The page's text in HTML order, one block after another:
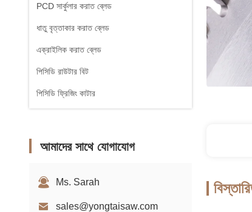
PCD সার্কুলার করাত ব্লেড
ধাতু বৃত্তাকার করাত ব্লেড
এক্রাইলিক করাত ব্লেড
পিসিডি রাউটার বিট
পিসিডি ফ্রিজিং কাটার
আমাদের সাথে যোগাযোগ
Ms. Sarah
sales@yongtaisaw.com